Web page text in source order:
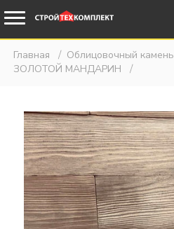
Главная
Облицовочный камень
ЗОЛОТОЙ МАНДАРИН